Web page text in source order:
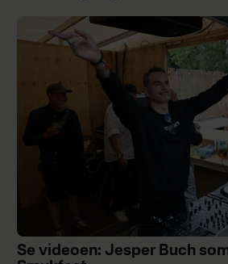
Se videoen: Jesper Buch